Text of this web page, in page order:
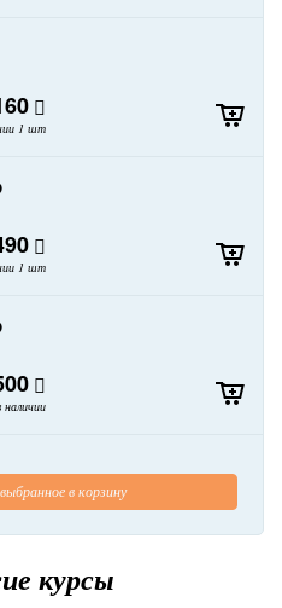
1 шт
1 шт
в корзину
курсы